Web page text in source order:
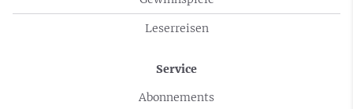
Leserreisen
Service
Abonnements